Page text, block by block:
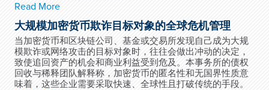
Read More
大规模加密货币欺诈目标对象的全球危机管理
当加密货币和区块链公司、基金或交易所发现自己成为大规
模欺诈或网络攻击的目标对象时，往往会做出冲动的决定，
致使追回资产的机会和商业利益受到危及。本事务所的债权
回收与稀释团队解释称，加密货币的匿名性和无国界性质意
味着，这些企业需要采取快速、全球性且打破传统的手段。